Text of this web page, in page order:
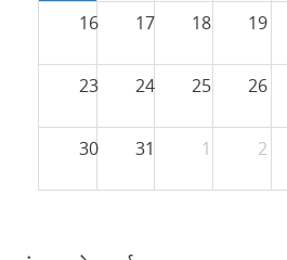
16 17 18 19
23 24 25 26
30 31 1 2